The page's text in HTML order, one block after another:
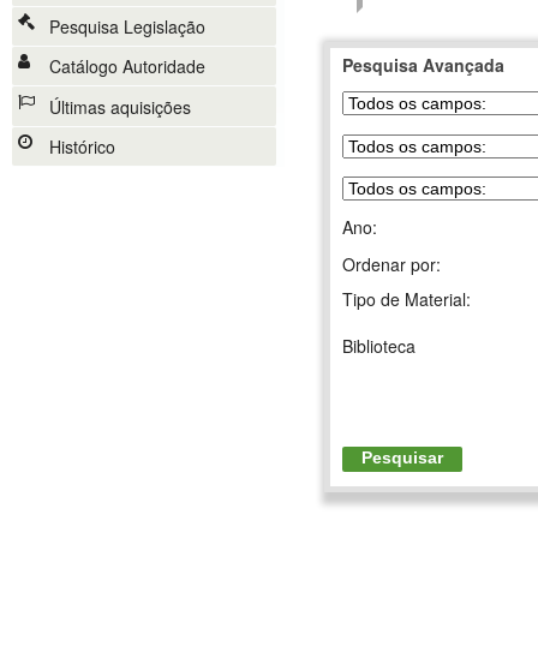
Pesquisa Legislação
Catálogo Autoridade
Últimas aquisições
Histórico
Pesquisa Avançada
Ano:
Ordenar por:
Tipo de Material:
Biblioteca
Pesquisar